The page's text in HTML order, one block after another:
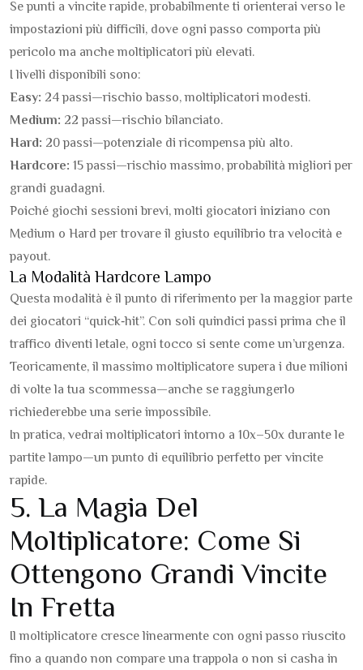
Se punti a vincite rapide, probabilmente ti orienterai verso le
impostazioni più difficili, dove ogni passo comporta più
pericolo ma anche moltiplicatori più elevati.
I livelli disponibili sono:
Easy: 24 passi—rischio basso, moltiplicatori modesti.
Medium: 22 passi—rischio bilanciato.
Hard: 20 passi—potenziale di ricompensa più alto.
Hardcore: 15 passi—rischio massimo, probabilità migliori per
grandi guadagni.
Poiché giochi sessioni brevi, molti giocatori iniziano con
Medium o Hard per trovare il giusto equilibrio tra velocità e
payout.
La Modalità Hardcore Lampo
Questa modalità è il punto di riferimento per la maggior parte
dei giocatori “quick‑hit”. Con soli quindici passi prima che il
traffico diventi letale, ogni tocco si sente come un’urgenza.
Teoricamente, il massimo moltiplicatore supera i due milioni
di volte la tua scommessa—anche se raggiungerlo
richiederebbe una serie impossibile.
In pratica, vedrai moltiplicatori intorno a 10x–50x durante le
partite lampo—un punto di equilibrio perfetto per vincite
rapide.
5. La Magia Del
Moltiplicatore: Come Si
Ottengono Grandi Vincite
In Fretta
Il moltiplicatore cresce linearmente con ogni passo riuscito
fino a quando non compare una trappola o non si casha in